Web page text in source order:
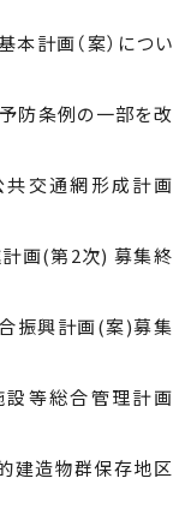
本計画（案）につい
予防条例の一部を改
交通網形成計画
画(第2次) 募集終
振興計画(案)募集
等総合管理計画
建造物群保存地区